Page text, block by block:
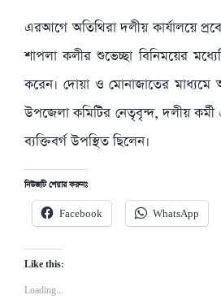
এরআগে অতিথিরা দলীয় কার্যালয়ে
শাপলা কলীর শুভেচ্ছা বিনিময়ের
করেন। দোয়া ও মোনাজাতের মাধ্যমে
উপজেলা কমিটির নেতৃবৃন্দ, দলীয় কর্মী
ব্যক্তিবর্গ উপস্থিত ছিলেন।
নিউজটি শেয়ার করুনঃ
Facebook WhatsApp
Like this:
Loading...